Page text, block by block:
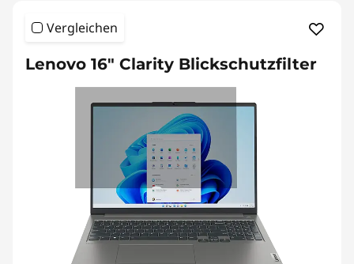
Vergleichen
Lenovo 16" Clarity Blickschutzfilter